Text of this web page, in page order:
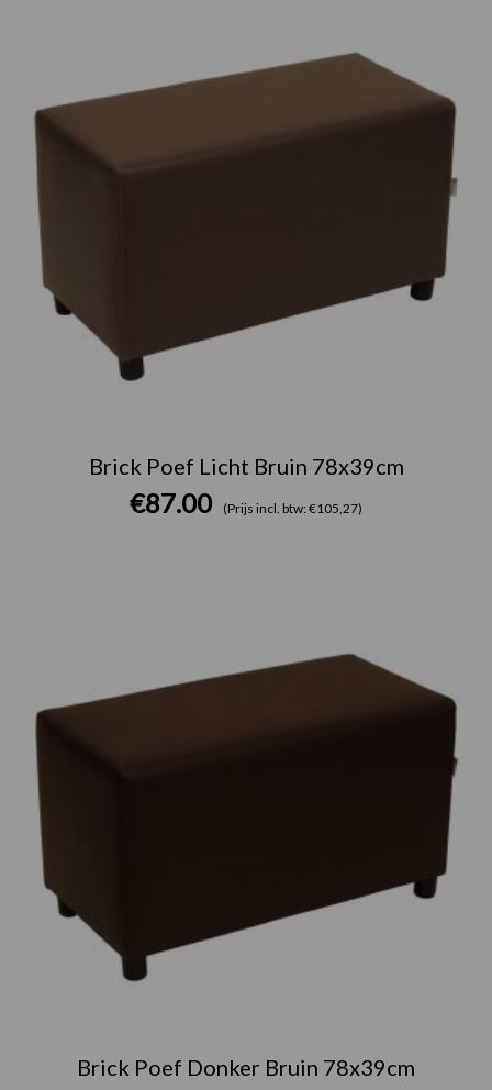
Brick Poef Licht Bruin 78x39cm
€87.00 (Prijs incl. btw: €105,27)
Brick Poef Donker Bruin 78x39cm